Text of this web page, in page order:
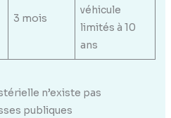
3 mois
véhicule
limités à 10
ans
n’existe pas
publiques